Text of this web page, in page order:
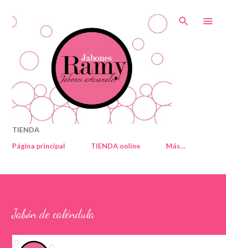
TIENDA
Página principal
TIENDA online Más…
Jabón de caléndula